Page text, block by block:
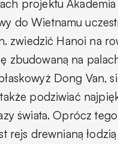
projektu
do Wietnamu
zwiedzić Hanoi na
zbudowaną na
Dong Van,
podziwiać
świata. Oprócz tego
rejs drewnianą